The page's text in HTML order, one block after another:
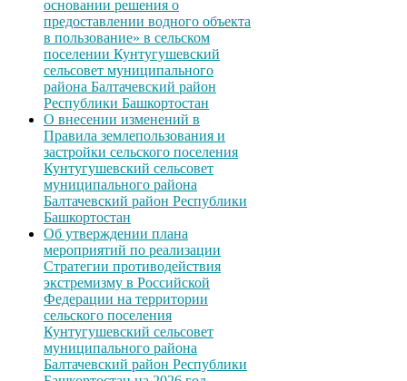
основании решения о
предоставлении водного объекта
в пользование» в сельском
поселении Кунтугушевский
сельсовет муниципального
района Балтачевский район
Республики Башкортостан
О внесении изменений в
Правила землепользования и
застройки сельского поселения
Кунтугушевский сельсовет
муниципального района
Балтачевский район Республики
Башкортостан
Об утверждении плана
мероприятий по реализации
Стратегии противодействия
экстремизму в Российской
Федерации на территории
сельского поселения
Кунтугушевский сельсовет
муниципального района
Балтачевский район Республики